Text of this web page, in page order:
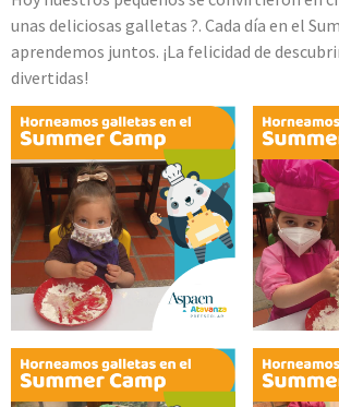
unas deliciosas galletas ?. Cada día en el
aprendemos juntos. ¡La felicidad de
divertidas!